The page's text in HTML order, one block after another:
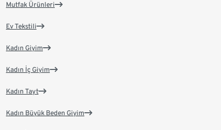
Mutfak Ürünleri
Ev Tekstili
Kadın Giyim
Kadın İç Giyim
Kadın Tayt
Kadın Büyük Beden Giyim